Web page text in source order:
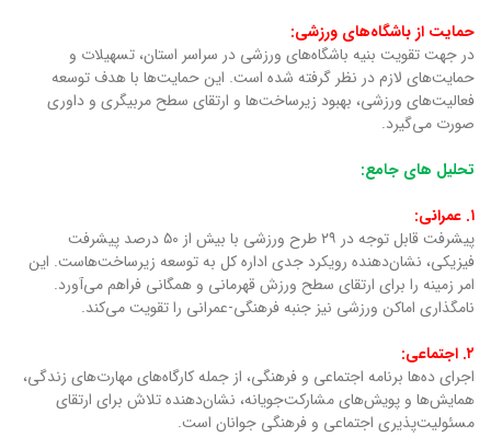
حمایت از باشگاه‌های ورزشی:
در جهت تقویت بنیه باشگاه‌های ورزشی در سراسر استان، تسهیلات و
حمایت‌های لازم در نظر گرفته شده است. این حمایت‌ها با هدف توسعه
فعالیت‌های ورزشی، بهبود زیرساخت‌ها و ارتقای سطح مربیگری و داوری
صورت می‌گیرد.
تحلیل های جامع:
۱. عمرانی:
پیشرفت قابل توجه در ۲۹ طرح ورزشی با بیش از ۵۰ درصد پیشرفت
فیزیکی، نشان‌دهنده رویکرد جدی اداره کل به توسعه زیرساخت‌هاست. این
امر زمینه را برای ارتقای سطح ورزش قهرمانی و همگانی فراهم می‌آورد.
نامگذاری اماکن ورزشی نیز جنبه فرهنگی-عمرانی را تقویت می‌کند.
۲. اجتماعی:
اجرای ده‌ها برنامه اجتماعی و فرهنگی، از جمله کارگاه‌های مهارت‌های زندگی،
همایش‌ها و پویش‌های مشارکت‌جویانه، نشان‌دهنده تلاش برای ارتقای
مسئولیت‌پذیری اجتماعی و فرهنگی جوانان است.